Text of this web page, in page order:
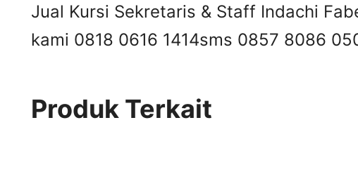
Jual Kursi Sekretaris & Staff Indachi
kami 0818 0616 1414sms 0857 8086
Produk Terkait